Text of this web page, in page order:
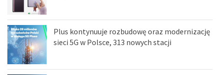
Plus kontynuuje rozbudowę oraz modernizację
sieci 5G w Polsce, 313 nowych stacji